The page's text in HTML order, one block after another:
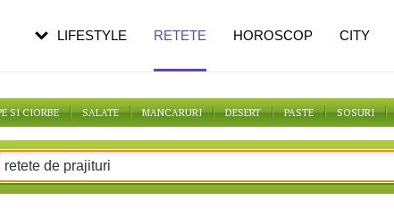
SI CIORBE SALATE MANCARURI DESERT PASTE SOSURI
LIFESTYLE RETETE HOROSCOP CITY